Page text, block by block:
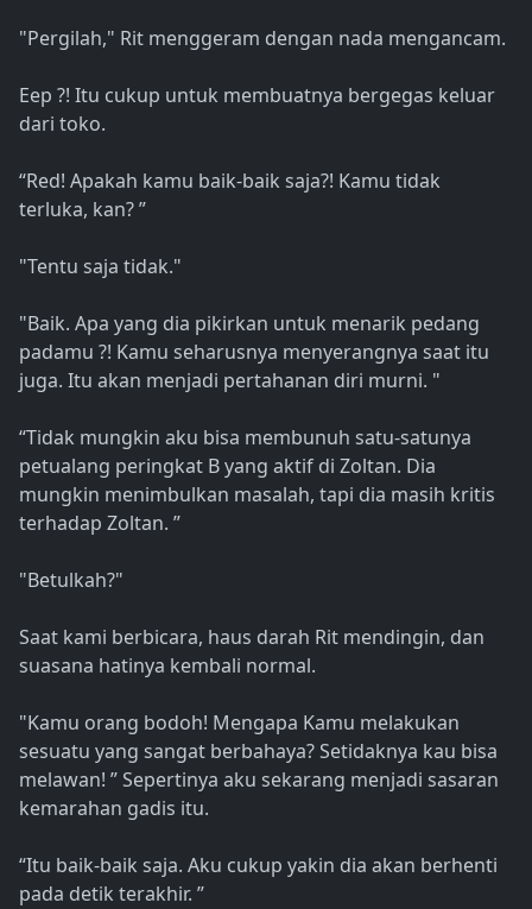
"Pergilah," Rit menggeram dengan nada mengancam.
Eep ?! Itu cukup untuk membuatnya bergegas keluar
dari toko.
“Red! Apakah kamu baik-baik saja?! Kamu tidak
terluka, kan? ”
"Tentu saja tidak."
"Baik. Apa yang dia pikirkan untuk menarik pedang
padamu ?! Kamu seharusnya menyerangnya saat itu
juga. Itu akan menjadi pertahanan diri murni. "
“Tidak mungkin aku bisa membunuh satu-satunya
petualang peringkat B yang aktif di Zoltan. Dia
mungkin menimbulkan masalah, tapi dia masih kritis
terhadap Zoltan. ”
"Betulkah?"
Saat kami berbicara, haus darah Rit mendingin, dan
suasana hatinya kembali normal.
"Kamu orang bodoh! Mengapa Kamu melakukan
sesuatu yang sangat berbahaya? Setidaknya kau bisa
melawan! ” Sepertinya aku sekarang menjadi sasaran
kemarahan gadis itu.
“Itu baik-baik saja. Aku cukup yakin dia akan berhenti
pada detik terakhir. ”